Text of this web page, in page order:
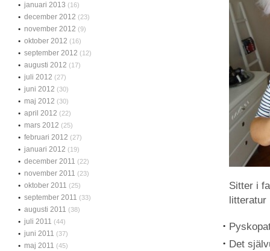
Sitter i
litteratur
Det
januari 2013 (16)
december 2012 (23)
november 2012 (9)
oktober 2012 (16)
september 2012 (12)
augusti 2012 (17)
juli 2012 (27)
juni 2012 (30)
maj 2012 (30)
april 2012 (22)
mars 2012 (25)
februari 2012 (27)
januari 2012 (19)
december 2011 (22)
november 2011 (23)
oktober 2011 (25)
september 2011 (33)
augusti 2011 (38)
juli 2011 (44)
juni 2011 (37)
maj 2011 (45)